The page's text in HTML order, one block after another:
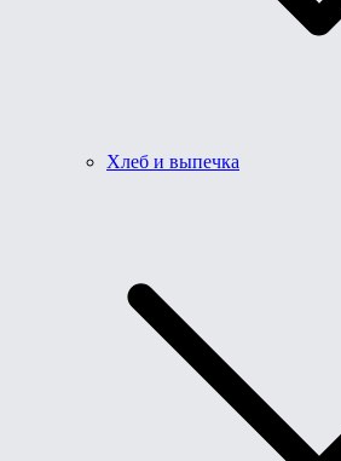
Хлеб и выпечка